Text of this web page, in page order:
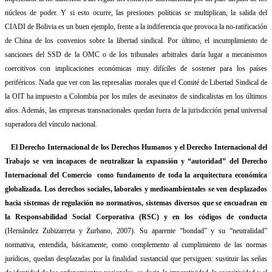
núcleos de poder. Y si esto ocurre, las presiones políticas se multiplican, la salida del
CIADI de Bolivia es un buen ejemplo, frente a la indiferencia que provoca la no-ratificación
de China de los convenios sobre la libertad sindical. Por último, el incumplimiento de
sanciones del SSD de la OMC o de los tribunales arbitrales daría lugar a mecanismos
coercitivos con implicaciones económicas muy difíciles de sostener para los países
periféricos. Nada que ver con las represalias morales que el Comité de Libertad Sindical de
la OIT ha impuesto a Colombia por los miles de asesinatos de sindicalistas en los últimos
años. Además, las empresas transnacionales quedan fuera de la jurisdicción penal universal
superadora del vínculo nacional.
El Derecho Internacional de los Derechos Humanos y el Derecho Internacional del
Trabajo se ven incapaces de neutralizar la expansión y “autoridad” del Derecho
Internacional del Comercio
como fundamento de toda la arquitectura económica
globalizada. Los derechos sociales, laborales y medioambientales se ven desplazados
hacia sistemas de regulación no normativos, sistemas diversos que se encuadran en
la Responsabilidad Social Corporativa (RSC) y en los códigos de conducta
(Hernández Zubizarreta y Zurbano, 2007). Su aparente “bondad” y su “neutralidad”
normativa, entendida, básicamente, como complemento al cumplimiento de las normas
jurídicas, quedan desplazadas por la finalidad sustancial que persiguen: sustituir las señas